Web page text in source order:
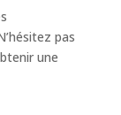
pas
une